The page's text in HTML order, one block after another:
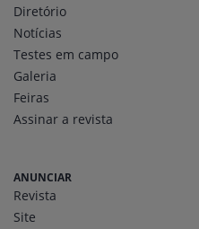
Diretório
Notícias
Testes em campo
Galeria
Feiras
Assinar a revista
ANUNCIAR
Revista
Site